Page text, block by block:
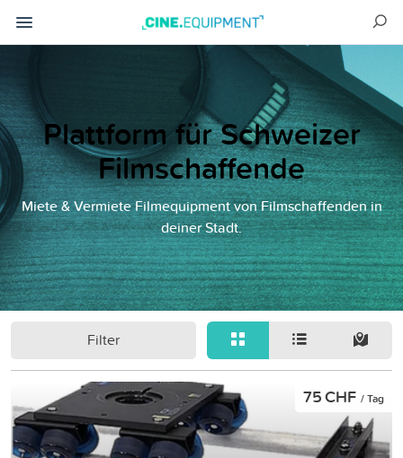
Plattform für Schweizer
Filmschaffende
Miete & Vermiete Filmequipment von Filmschaffenden in
deiner Stadt.
Filter
75 CHF / Tag